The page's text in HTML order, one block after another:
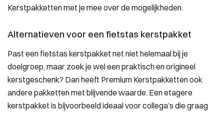
Kerstpakketten met je mee over de mogelijkheden.
Alternatieven voor een fietstas kerstpakket
Past een fietstas kerstpakket net niet helemaal bij je
doelgroep, maar zoek je wel een praktisch en origineel
kerstgeschenk? Dan heeft Premium Kerstpakketten ook
andere pakketten met blijvende waarde. Een etagere
kerstpakket is bijvoorbeeld ideaal voor collega’s die graag